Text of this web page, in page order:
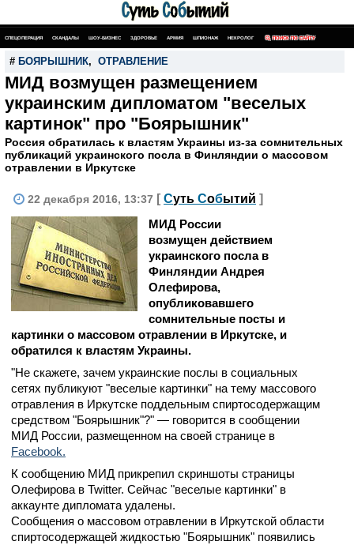
СПЕЦОПЕРАЦИЯ СКАНДАЛЫ ШОУ-БИЗНЕС ЗДОРОВЬЕ АРМИЯ ШПИОНАЖ НЕКРОЛОГ ПОИСК ПО САЙТУ
# БОЯРЫШНИК, ОТРАВЛЕНИЕ
МИД возмущен размещением
украинским дипломатом "веселых
картинок" про "Боярышник"
Россия обратилась к властям Украины из-за сомнительных
публикаций украинского посла в Финляндии о массовом
отравлении в Иркутске
22 декабря 2016, 13:37 [ Суть Событий ]
МИД России
возмущен действием
украинского посла в
Финляндии Андрея
Олефирова,
опубликовавшего
сомнительные посты и
картинки о массовом отравлении в Иркутске, и
обратился к властям Украины.
"Не скажете, зачем украинские послы в социальных
сетях публикуют "веселые картинки" на тему массового
отравления в Иркутске поддельным спиртосодержащим
средством "Боярышник"?" — говорится в сообщении
МИД России, размещенном на своей странице в
Facebook.
К сообщению МИД прикрепил скриншоты страницы
Олефирова в Twitter. Сейчас "веселые картинки" в
аккаунте дипломата удалены.
Сообщения о массовом отравлении в Иркутской области
спиртосодержащей жидкостью "Боярышник" появились